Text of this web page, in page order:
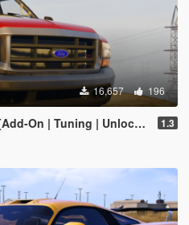
16,657 196
On | Tuning | Unlocked] 1.3